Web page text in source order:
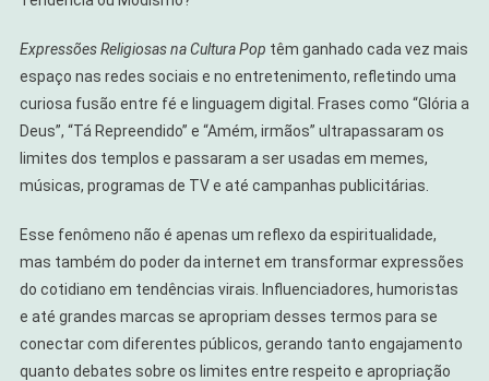
Cultura
Pop
Expressões Religiosas na Cultura Pop têm ganhado cada vez mais
espaço nas redes sociais e no entretenimento, refletindo uma
curiosa fusão entre fé e linguagem digital. Frases como “Glória a
Deus”, “Tá Repreendido” e “Amém, irmãos” ultrapassaram os
limites dos templos e passaram a ser usadas em memes,
músicas, programas de TV e até campanhas publicitárias.
Esse fenômeno não é apenas um reflexo da espiritualidade,
mas também do poder da internet em transformar expressões
do cotidiano em tendências virais. Influenciadores, humoristas
e até grandes marcas se apropriam desses termos para se
conectar com diferentes públicos, gerando tanto engajamento
quanto debates sobre os limites entre respeito e apropriação